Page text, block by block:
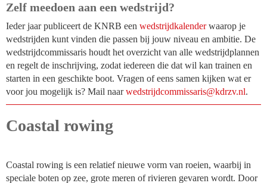
Zelf meedoen aan een wedstrijd?
Ieder jaar publiceert de KNRB een wedstrijdkalenderwaarop je
wedstrijden kunt vinden die passen bij jouw niveau en ambitie. De
wedstrijdcommissaris houdt het overzicht van alle wedstrijdplannen
en regelt de inschrijving, zodat iedereen die dat wil kan trainen en
starten in een geschikte boot. Vragen of eens samen kijken wat er
voor jou mogelijk is? Mail naarsirassimmocdjirtsdew@kdrzv.nl.
Coastal rowing
Coastal rowing is een relatief nieuwe vorm van roeien, waarbij in
speciale boten op zee, grote meren of rivieren gevaren wordt. Door